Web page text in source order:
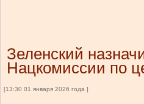
Зеленский
Нацкомиссии по
[13:30 01 января 2026 года ]